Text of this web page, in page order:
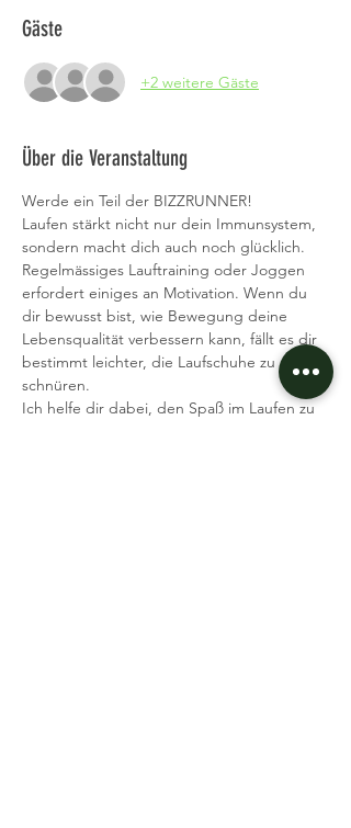
Gäste
+2 weitere Gäste
Über die Veranstaltung
Werde ein Teil der BIZZRUNNER!
Laufen stärkt nicht nur dein Immunsystem,
sondern macht dich auch noch glücklich.
Regelmässiges Lauftraining oder Joggen
erfordert einiges an Motivation. Wenn du
dir bewusst bist, wie Bewegung deine
Lebensqualität verbessern kann, fällt es dir
bestimmt leichter, die Laufschuhe zu
schnüren.
Ich helfe dir dabei, den Spaß im Laufen zu